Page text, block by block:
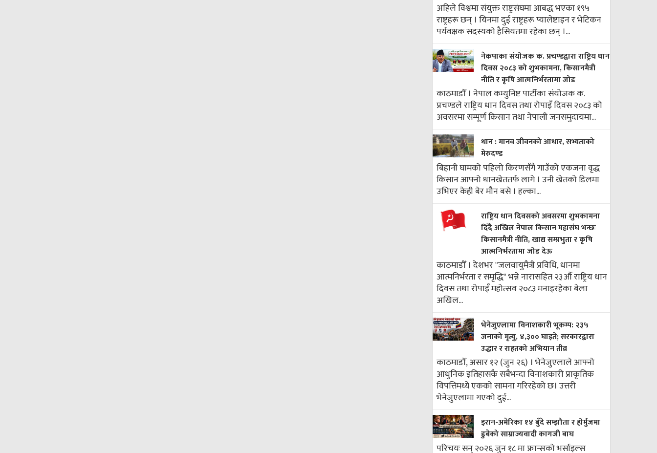
अहिले विश्वमा संयुक्त राष्ट्रसंघमा आबद्ध भएका १९५
राष्ट्रहरू छन् । यिनमा दुई राष्ट्रहरू प्यालेष्टाइन र भेटिकन
पर्यवक्षक सदस्यको हैसियतमा रहेका छन् ।...
नेकपाका संयोजक क. प्रचण्डद्वारा राष्ट्रिय धान
दिवस २०८३ को शुभकामना, किसानमैत्री
नीति र कृषि आत्मनिर्भरतामा जोड
काठमाडौँ । नेपाल कम्युनिष्ट पार्टीका संयोजक क.
प्रचण्डले राष्ट्रिय धान दिवस तथा रोपाइँ दिवस २०८३ को
अवसरमा सम्पूर्ण किसान तथा नेपाली जनसमुदायमा...
धान : मानव जीवनको आधार, सभ्यताको
मेरुदण्ड
बिहानी घामको पहिलो किरणसँगै गाउँको एकजना वृद्ध
किसान आफ्नो धानखेततर्फ लागे । उनी खेतको डिलमा
उभिएर केही बेर मौन बसे । हल्का...
राष्ट्रिय धान दिवसको अवसरमा शुभकामना
दिँदै अखिल नेपाल किसान महासंघ भन्छः
किसानमैत्री नीति, खाद्य सम्प्रभुता र कृषि
आत्मनिर्भरतामा जोड देऊ
काठमाडौँ । देशभर "जलवायुमैत्री प्रविधि, धानमा
आत्मनिर्भरता र समृद्धि" भन्ने नारासहित २३औँ राष्ट्रिय धान
दिवस तथा रोपाइँ महोत्सव २०८३ मनाइरहेका बेला
अखिल...
भेनेजुएलामा विनाशकारी भूकम्प: २३५
जनाको मृत्यु, ४,३०० घाइते; सरकारद्वारा
उद्धार र राहतको अभियान तीव्र
काठमाडौँ, असार १२ (जुन २६) । भेनेजुएलाले आफ्नो
आधुनिक इतिहासकै सबैभन्दा विनाशकारी प्राकृतिक
विपत्तिमध्ये एकको सामना गरिरहेको छ। उत्तरी
भेनेजुएलामा गएको दुई...
इरान-अमेरिका १४ बुँदे सम्झौता र होर्मुजमा
डुबेको साम्राज्यवादी कागजी बाघ
परिचयः सन् २०२६ जुन १८ मा फ्रान्सको भर्साइल्स